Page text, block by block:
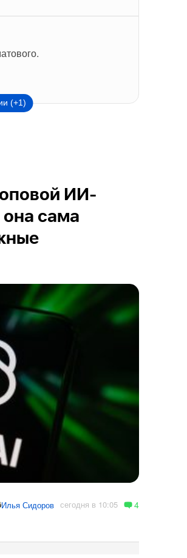
(+1)
ИИ-
сама
Илья Сидоров сегодня в 10:05 4